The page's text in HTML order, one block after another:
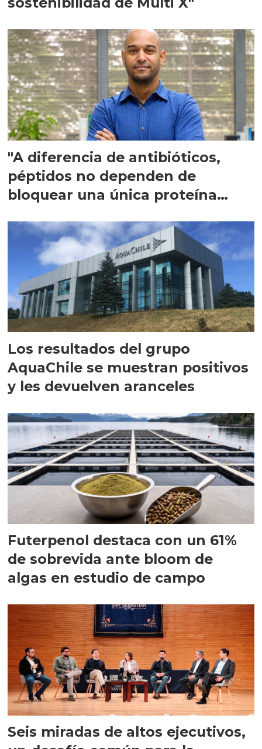
"A diferencia de antibióticos,
péptidos no dependen de
bloquear una única proteína
Los resultados del grupo
AquaChile se muestran positivos
y les devuelven aranceles
Futerpenol destaca con un 61%
de sobrevida ante bloom de
algas en estudio de campo
Seis miradas de altos ejecutivos,